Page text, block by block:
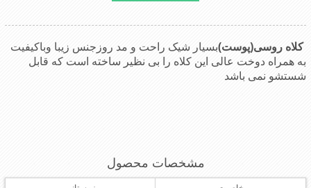
کلاه روسی(پوست)بسیار شیک راحت و مد روزجنس زیبا وباکیفیت
به همراه دوخت عالی این کلاه را بی نظیر ساخته است که قابل
شستشو نمی باشد
مشخصات محصول